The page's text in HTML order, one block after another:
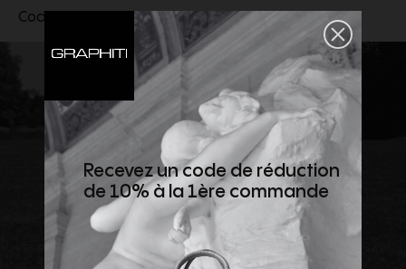
Code produit : 6Y2E600AUZV_QQ7
Recevez un code de réduction
de 10% à la 1ère commande